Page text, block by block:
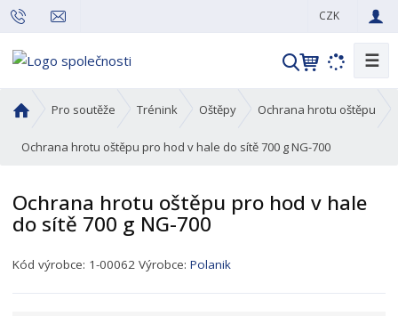
CZK
V
h
e
a
t
☰
o
í
s
r
Pro soutěže Trénink Oštěpy Ochrana hrotu oštěpu
Ochrana hrotu oštěpu pro hod v hale do sítě 700 g NG-700
Ochrana hrotu oštěpu pro hod v hale
do sítě 700 g NG-700
K
Kód výrobce: 1-00062 Výrobce:Polanik